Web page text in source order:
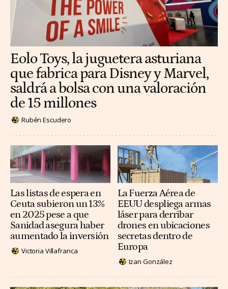
Eolo Toys, la juguetera asturiana
que fabrica para Disney y Marvel,
saldrá a bolsa con una valoración
de 15 millones
Rubén Escudero
Las listas de espera en
Ceuta subieron un 13%
en 2025 pese a que
Sanidad asegura haber
aumentado la inversión
Victoria Villafranca
La Fuerza Aérea de
EEUU despliega armas
láser para derribar
drones en ubicaciones
secretas dentro de
Europa
Izan González